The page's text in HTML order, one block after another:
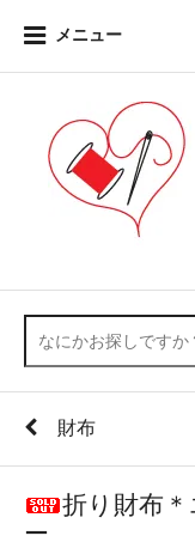
メニュー
財布
折り財布
ー